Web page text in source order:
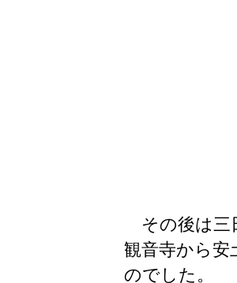
その後は三
観音寺から安
のでした。